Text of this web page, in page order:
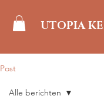
UTOPIA
Post
Alle berichten